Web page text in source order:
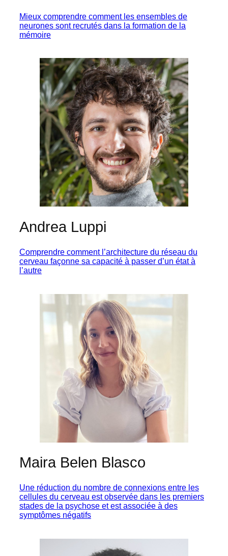
Mieux comprendre comment les ensembles de
neurones sont recrutés dans la formation de la
mémoire
Andrea Luppi
Comprendre comment l’architecture du réseau du
cerveau façonne sa capacité à passer d’un état à
l’autre
Maira Belen Blasco
Une réduction du nombre de connexions entre les
cellules du cerveau est observée dans les premiers
stades de la psychose et est associée à des
symptômes négatifs